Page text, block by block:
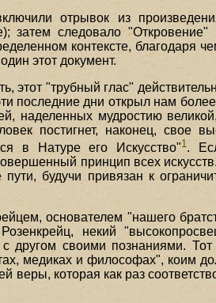
отрывок из
затем следовало
контексте, благодаря
этот документ.
"трубный глас"
последние дни открыл нам
наделенных мудростию
постигнет, наконец, свое
в Натуре его Искусство"1 .
принцип всех
будучи привязан к
основателем "нашего
некий
с другом своими познаниями.
медиках и философах", коим
веры, которая как раз